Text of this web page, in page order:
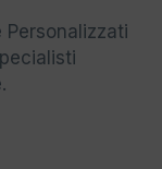
Personalizzati